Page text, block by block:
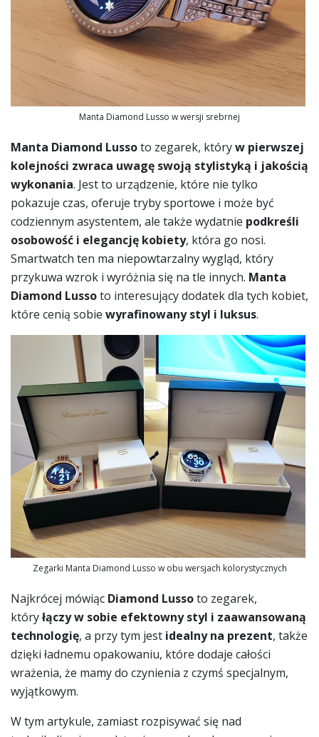
Manta Diamond Lusso w wersji srebrnej
Manta Diamond Lussoto zegarek, któryw pierwszej
kolejności zwraca uwagę swoją stylistyką i jakością
wykonania. Jest to urządzenie, które nie tylko
pokazuje czas, oferuje tryby sportowe i może być
codziennym asystentem, ale także wydatnie podkreśli
osobowość i elegancję kobiety, która go nosi.
Smartwatch ten ma niepowtarzalny wygląd, który
przykuwa wzrok i wyróżnia się na tle innych. Manta
Diamond Lussoto interesujący dodatek dla tych kobiet,
które cenią sobie wyrafinowany styl i luksus.
Zegarki Manta Diamond Lusso w obu wersjach kolorystycznych
Najkrócej mówiąc Diamond Lussoto zegarek,
któryłączy w sobie efektowny styl i zaawansowaną
technologię, a przy tym jest idealny na prezent, także
dzięki ładnemu opakowaniu, które dodaje całości
wrażenia, że mamy do czynienia z czymś specjalnym,
wyjątkowym.
W tym artykule, zamiast rozpisywać się nad